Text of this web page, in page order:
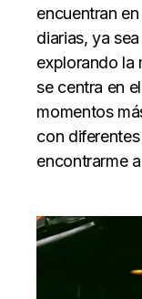
encuentran
diarias, ya
explorando la
se centra en
momentos
con
encontrarme